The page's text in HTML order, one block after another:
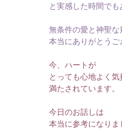
と実感した時間で
無条件の愛と神聖な
本当にありがとう
今、ハートが
とっても心地よく
満たされています。
今日のお話しは
本当に参考になりま